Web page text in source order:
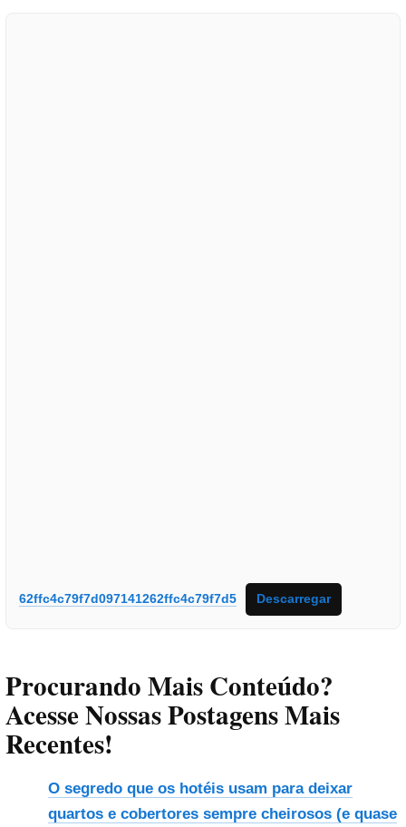
62ffc4c79f7d097141262ffc4c79f7d5 Descarregar
Procurando Mais Conteúdo?
Acesse Nossas Postagens Mais
Recentes!
O segredo que os hotéis usam para deixar
quartos e cobertores sempre cheirosos (e quase